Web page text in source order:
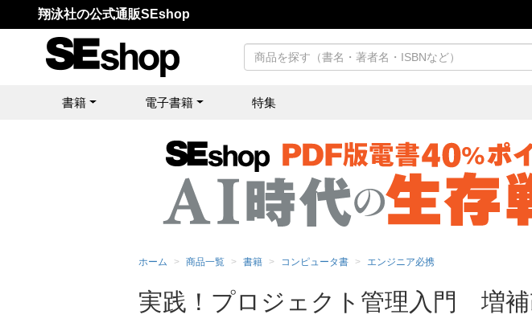
翔泳社の公式通販SEshop
書籍 電子書籍 特集
ホーム 商品一覧 書籍 コンピュータ書 エンジニア必携
実践！プロジェクト管理入門 増補